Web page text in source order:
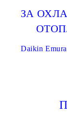
ЗА
Daikin